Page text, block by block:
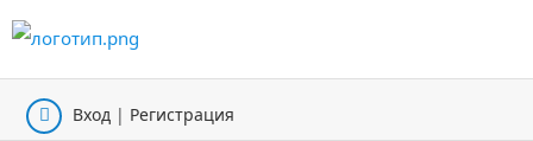
Вход | Регистрация